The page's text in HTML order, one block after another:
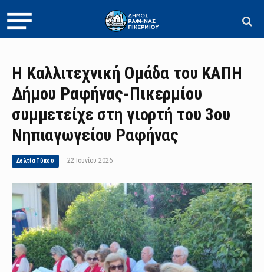
Η Καλλιτεχνική Ομάδα του ΚΑΠΗ
Δήμου Ραφήνας-Πικερμίου
συμμετείχε στη γιορτή του 3ου
Νηπιαγωγείου Ραφήνας
Δελτία Τύπου 22 Ιουνίου 2026